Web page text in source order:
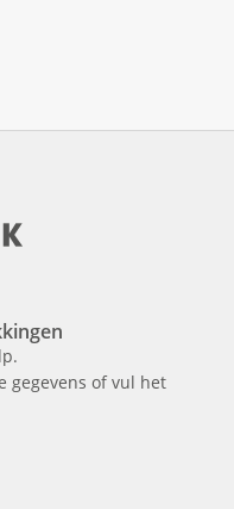
gegevens of vul het